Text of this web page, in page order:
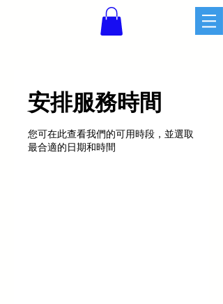
安排服務時間
您可在此查看我們的可用時段，並選取
最合適的日期和時間